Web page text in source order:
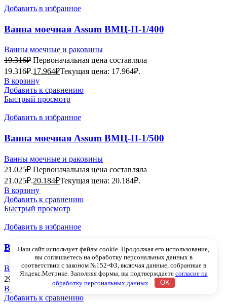
Добавить в избранное
Ванна моечная Assum ВМЦ-П-1/400
Ванны моечные и раковины
19.316₽ Первоначальная цена составляла
19.316₽.17.964₽Текущая цена: 17.964₽.
В корзину
Добавить к сравнению
Быстрый просмотр
Добавить в избранное
Ванна моечная Assum ВМЦ-П-1/500
Ванны моечные и раковины
21.025₽ Первоначальная цена составляла
21.025₽.20.184₽Текущая цена: 20.184₽.
В корзину
Добавить к сравнению
Быстрый просмотр
Добавить в избранное
Ванна моечная Assum ВМЦ-П-2/400
(950х600х850)
Ванны моечные и раковины
29.500
₽
В корзину
Добавить к сравнению
Наш сайт использует файлы cookie. Продолжая его использование,
вы соглашаетесь на обработку персональных данных в
соответствии с законом №152-ФЗ, включая данные, собранные в
Яндекс.Метрике. Заполняя формы, вы подтверждаете согласие на
обработку персональных данных
OK